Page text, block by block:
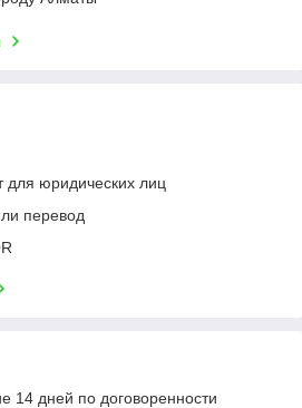
для юридических лиц
перевод
14 дней по договоренности